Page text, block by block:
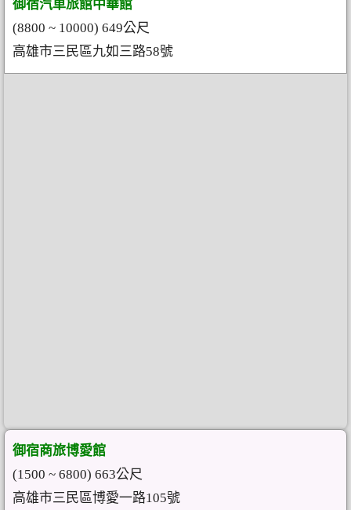
御宿汽車旅館中華館
(8800 ~ 10000) 649公尺
高雄市三民區九如三路58號
御宿商旅博愛館
(1500 ~ 6800) 663公尺
高雄市三民區博愛一路105號